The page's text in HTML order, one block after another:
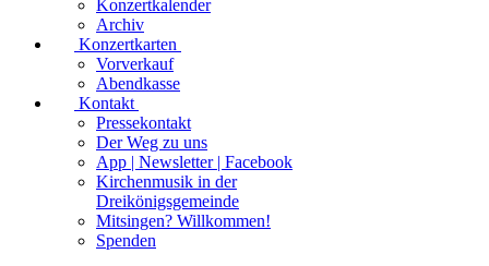
Konzertkalender
Archiv
Konzertkarten
Vorverkauf
Abendkasse
Kontakt
Pressekontakt
Der Weg zu uns
App | Newsletter | Facebook
Kirchenmusik in der
Dreikönigsgemeinde
Mitsingen? Willkommen!
Spenden